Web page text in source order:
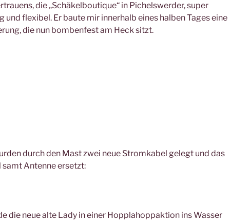
die „Schäkelboutique“ in Pichelswerder, super
und flexibel. Er baute mir innerhalb eines halben Tages eine
die nun bombenfest am Heck sitzt.
durch den Mast zwei neue Stromkabel gelegt und das
samt Antenne ersetzt:
die neue alte Lady in einer Hopplahoppaktion ins Wasser